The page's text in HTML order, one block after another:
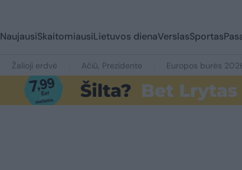
NaujausiSkaitomiausiLietuvos dienaVerslasSportas
Žalioji erdvė Ačiū, Prezidente Europos burės